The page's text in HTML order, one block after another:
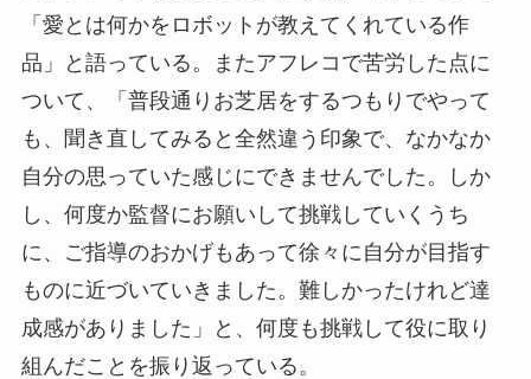
「愛とは何かをロボットが教えてくれている作
品」と語っている。またアフレコで苦労した点に
ついて、「普段通りお芝居をするつもりでやって
も、聞き直してみると全然違う印象で、なかなか
自分の思っていた感じにできませんでした。しか
し、何度か監督にお願いして挑戦していくうち
に、ご指導のおかげもあって徐々に自分が目指す
ものに近づいていきました。難しかったけれど達
成感がありました」と、何度も挑戦して役に取り
組んだことを振り返っている。